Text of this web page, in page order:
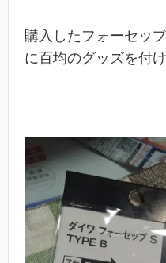
購入したフォーセッ
に百均のグッズを付